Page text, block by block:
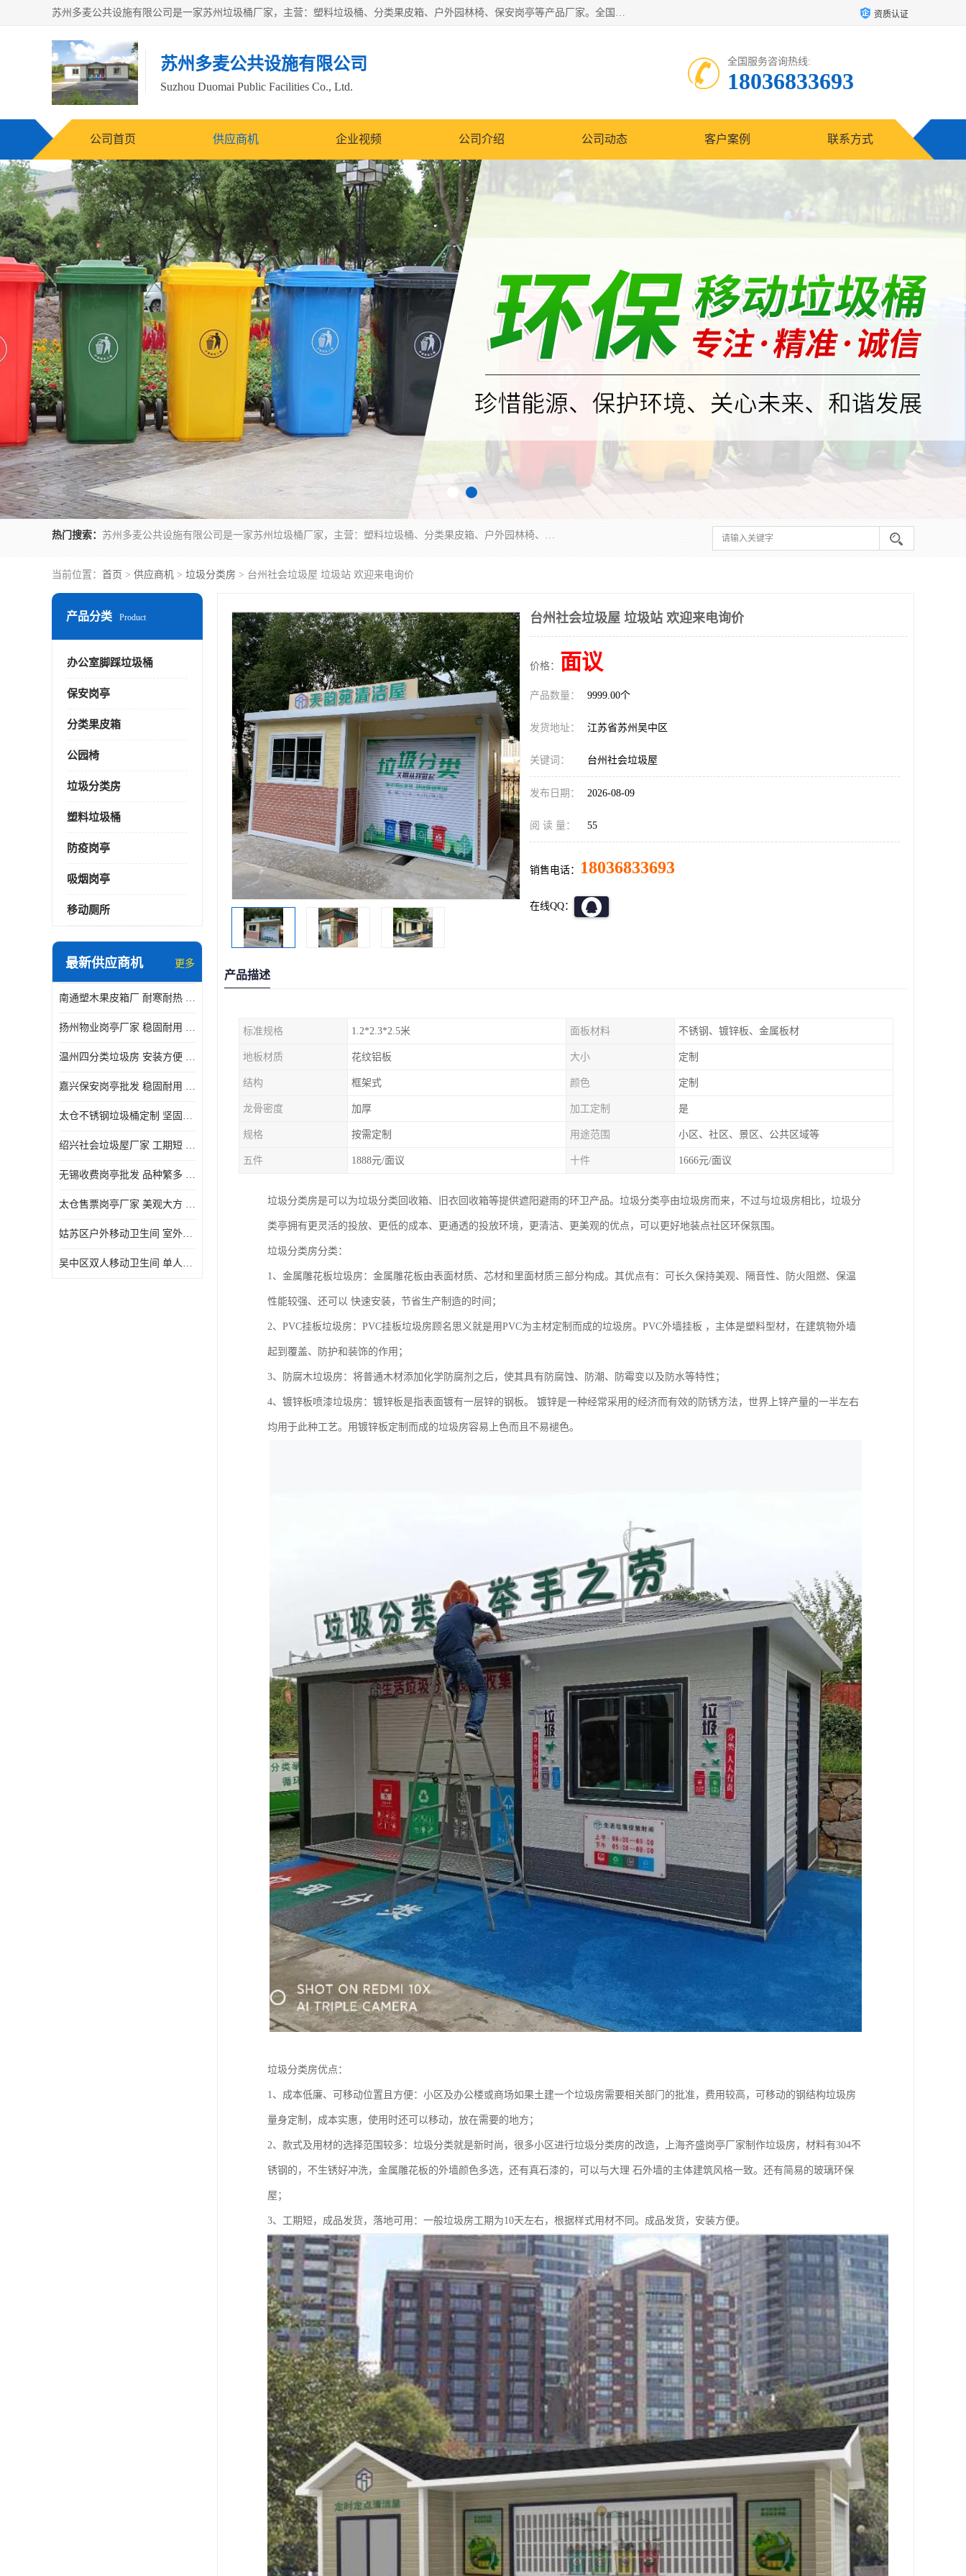
苏州多麦公共设施有限公司是一家苏州垃圾桶厂家，主营：塑料垃圾桶、分类果皮箱、户外园林椅、保安岗亭等产品厂家。全国统一热线电话：17105580222。公司组建完善的团队。设计人员，能根据客户要求，提供适合的设计方案，来满足客户的需求。 资质认证
苏州多麦公共设施有限公司
Suzhou Duomai Public Facilities Co., Ltd.
全国服务咨询热线:
18036833693
公司首页 供应商机 企业视频 公司介绍 公司动态 客户案例 联系方式
热门搜索： 苏州多麦公共设施有限公司是一家苏州垃圾桶厂家，主营：塑料垃圾桶、分类果皮箱、户外园林椅、保安岗亭等产品厂家。全国统一热线电话：17105580222。公司组建完善的团队。设计人员，能根据客户要求，提供适合的设计方案，来满足客户的需求。
当前位置： 首页 > 供应商机 > 垃圾分类房 > 台州社会垃圾屋 垃圾站 欢迎来电询价
产品分类 Product
办公室脚踩垃圾桶
保安岗亭
分类果皮箱
公园椅
垃圾分类房
塑料垃圾桶
防疫岗亭
吸烟岗亭
移动厕所
最新供应商机 更多
南通塑木果皮箱厂 耐寒耐热 设计美观简洁
扬州物业岗亭厂家 稳固耐用 适用多场合
温州四分类垃圾房 安装方便 可移动位置且方便
嘉兴保安岗亭批发 稳固耐用 使用价值高
太仓不锈钢垃圾桶定制 坚固耐用 绝缘性能好
绍兴社会垃圾屋厂家 工期短 便于居民集中投放
无锡收费岗亭批发 品种繁多 适用多场合
太仓售票岗亭厂家 美观大方 使用寿命长
姑苏区户外移动卫生间 室外临时单人厕所供应厂家
吴中区双人移动卫生间 单人厕所供应厂家
台州社会垃圾屋 垃圾站 欢迎来电询价
价格： 面议
产品数量： 9999.00个
发货地址： 江苏省苏州吴中区
关键词： 台州社会垃圾屋
发布日期： 2026-08-09
阅 读 量： 55
销售电话： 18036833693
在线QQ：
产品描述
标准规格 1.2*2.3*2.5米 面板材料 不锈钢、镀锌板、金属板材
地板材质 花纹铝板 大小 定制
结构 框架式 颜色 定制
龙骨密度 加厚 加工定制 是
规格 按需定制 用途范围 小区、社区、景区、公共区域等
五件 1888元/面议 十件 1666元/面议
垃圾分类房是可以为垃圾分类回收箱、旧衣回收箱等提供遮阳避雨的环卫产品。垃圾分类亭由垃圾房而来，不过与垃圾房相比，垃圾分
类亭拥有更灵活的投放、更低的成本、更通透的投放环境，更清洁、更美观的优点，可以更好地装点社区环保氛围。
垃圾分类房分类：
1、金属雕花板垃圾房：金属雕花板由表面材质、芯材和里面材质三部分构成。其优点有：可长久保持美观、隔音性、防火阻燃、保温
性能较强、还可以 快速安装，节省生产制造的时间；
2、PVC挂板垃圾房：PVC挂板垃圾房顾名思义就是用PVC为主材定制而成的垃圾房。PVC外墙挂板 ，主体是塑料型材，在建筑物外墙
起到覆盖、防护和装饰的作用；
3、防腐木垃圾房：将普通木材添加化学防腐剂之后，使其具有防腐蚀、防潮、防霉变以及防水等特性；
4、镀锌板喷漆垃圾房：镀锌板是指表面镀有一层锌的钢板。 镀锌是一种经常采用的经济而有效的防锈方法，世界上锌产量的一半左右
均用于此种工艺。用镀锌板定制而成的垃圾房容易上色而且不易褪色。
垃圾分类房优点：
1、成本低廉、可移动位置且方便：小区及办公楼或商场如果土建一个垃圾房需要相关部门的批准，费用较高，可移动的钢结构垃圾房
量身定制，成本实惠，使用时还可以移动，放在需要的地方；
2、款式及用材的选择范围较多：垃圾分类就是新时尚，很多小区进行垃圾分类房的改造，上海齐盛岗亭厂家制作垃圾房，材料有304不
锈钢的，不生锈好冲洗，金属雕花板的外墙颜色多选，还有真石漆的，可以与大理 石外墙的主体建筑风格一致。还有简易的玻璃环保
屋；
3、工期短，成品发货，落地可用：一般垃圾房工期为10天左右，根据样式用材不同。成品发货，安装方便。